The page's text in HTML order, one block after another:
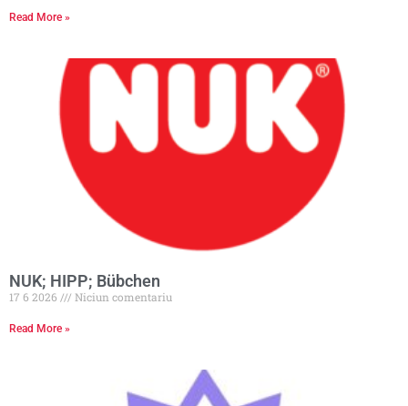
Read More »
NUK; HIPP; Bübchen
17 6 2026 Niciun comentariu
Read More »